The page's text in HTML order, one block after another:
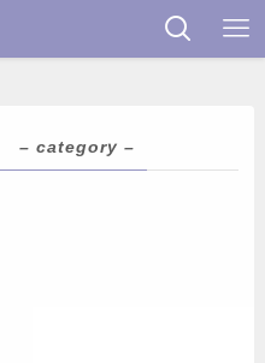
– category –